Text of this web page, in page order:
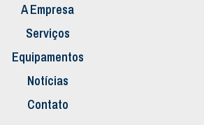
A Empresa
Serviços
Equipamentos
Notícias
Contato